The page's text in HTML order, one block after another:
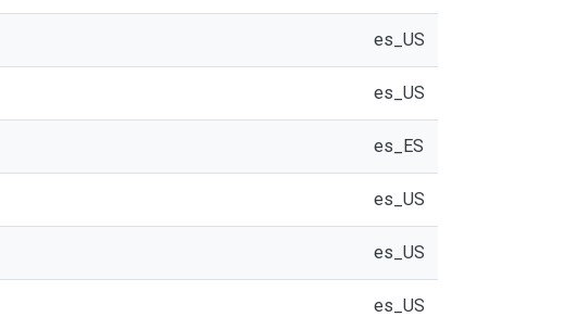
es_US
es_US
es_ES
es_US
es_US
es_US